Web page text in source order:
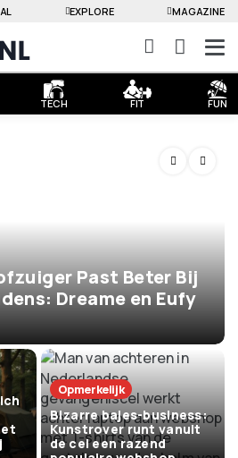
TECH FIT FUN
EXPLORE MAGAZINE
Past Beter Bij
Dreame en Eufy
Opmerkelijk
Bizarre bajes-business:
Kunstrover runt vanuit
de cel een razend